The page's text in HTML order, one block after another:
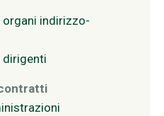
indirizzo-
dirigenti